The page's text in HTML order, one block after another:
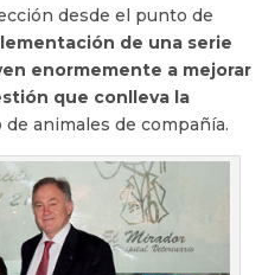
desde el punto de
de una serie
enormemente a mejorar
que conlleva la
animales de compañía.